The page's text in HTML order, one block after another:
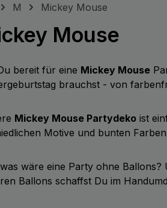
M Mickey Mouse
Mouse
bereit für eine Mickey Mouse
brauchst - von
Mickey Mouse Partydeko ist
Motive und bunten
wäre eine Party ohne Ballons?
Ballons schaffst Du im